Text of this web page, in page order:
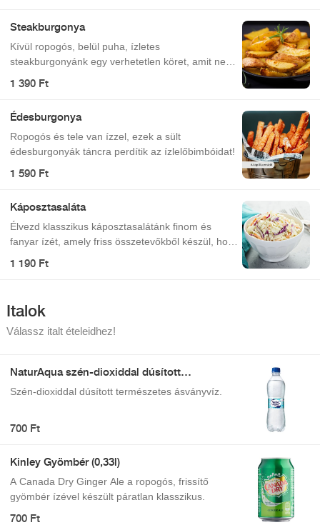
Steakburgonya
Kívül ropogós, belül puha, ízletes
steakburgonyánk egy verhetetlen köret, amit nem
1 390 Ft
Édesburgonya
Ropogós és tele van ízzel, ezek a sült
édesburgonyák táncra perdítik az ízlelőbimbóidat!
1 590 Ft
Káposztasaláta
Élvezd klasszikus káposztasalátánk finom és
fanyar ízét, amely friss összetevőkből készül, hogy
1 190 Ft
Italok
Válassz italt ételeidhez!
NaturAqua szén-dioxiddal dúsított
Szén-dioxiddal dúsított természetes ásványvíz.
700 Ft
Kinley Gyömbér (0,33l)
A Canada Dry Ginger Ale a ropogós, frissítő
gyömbér ízével készült páratlan klasszikus.
700 Ft